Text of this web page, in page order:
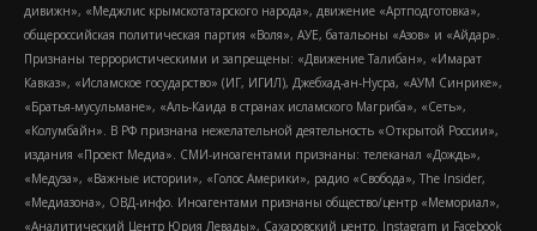
дивижн», «Меджлис крымскотатарского народа», движение «Артподготовка»,
общероссийская политическая партия «Воля», АУЕ, батальоны «Азов» и «Айдар».
Признаны террористическими и запрещены: «Движение Талибан», «Имарат
Кавказ», «Исламское государство» (ИГ, ИГИЛ), Джебхад-ан-Нусра, «АУМ Синрике»,
«Братья-мусульмане», «Аль-Каида в странах исламского Магриба», «Сеть»,
«Колумбайн». В РФ признана нежелательной деятельность «Открытой России»,
издания «Проект Медиа». СМИ-иноагентами признаны: телеканал «Дождь»,
«Медуза», «Важные истории», «Голос Америки», радио «Свобода», The Insider,
«Медиазона», ОВД-инфо. Иноагентами признаны общество/центр «Мемориал»,
«Аналитический Центр Юрия Левады», Сахаровский центр. Instagram и Facebook